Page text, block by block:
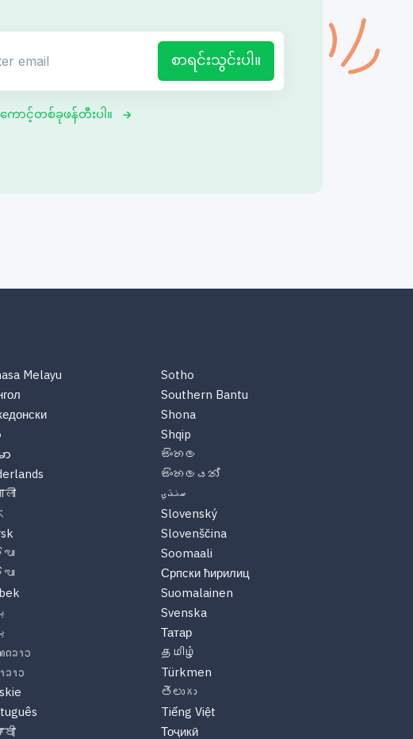
စာရင်းသွင်းပါ။
ာင့်တစ်ခုဖန်တီးပါ။
Melayu
ာ
ດລາວ
ລາວ
Sotho
Southern Bantu
Shona
Shqip
සිංහල
සිංහලයන්
سنڌي
Slovenský
Slovenščina
Soomaali
Српски ћирилиц
Suomalainen
Svenska
Татар
தமிழ்
Türkmen
తెలుగు
Tiếng Việt
Тоҷикӣ